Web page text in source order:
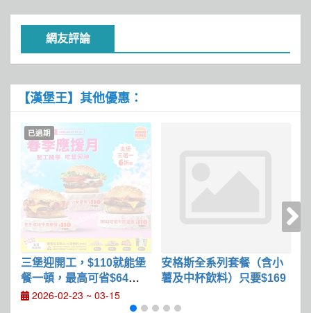
網友評論
【漢堡王】其他優惠：
已過期
三堡迎開工，$110就能堡
餐一頓，最高可省$64，
好康價6折起
2026-02-23 ~ 03-15
安格斯全系列套餐（含小
薯及中杯飲料）只要$169